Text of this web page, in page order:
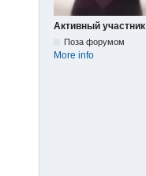
Активный участник
Поза форумом
More info